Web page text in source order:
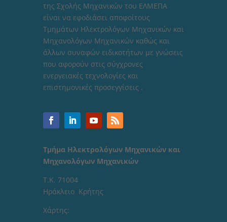
της Σχολής Μηχανικών του ΕΛΜΕΠΑ
είναι να εφοδιάσει αποφοίτους
Τμημάτων Ηλεκτρολόγων Μηχανικών και
Μηχανολόγων Μηχανικών καθώς και
άλλων συναφών ειδικοτήτων με γνώσεις
που αφορούν στις σύγχρονες
ενεργειακές τεχνολογίες και
επιστημονικές προσεγγίσεις .
Τμήμα Ηλεκτρολόγων Μηχανικών και
Μηχανολόγων Μηχανικών
Τ.Κ. 71004
Ηράκλειο Κρήτης
Χάρτης: